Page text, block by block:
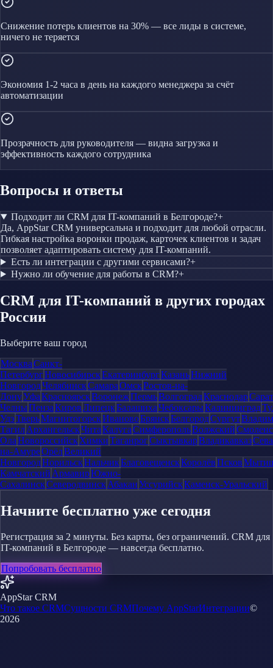
Снижение потерь клиентов на 30% — все лиды в системе,
ничего не теряется
Экономия 1-2 часа в день на каждого менеджера за счёт
автоматизации
Прозрачность для руководителя — видна загрузка и
эффективность каждого сотрудника
Вопросы и ответы
Подходит ли CRM для IT-компаний в Белгороде?+
Да, AppStar CRM универсальна и подходит для любой отрасли.
Гибкая настройка воронки продаж, карточек клиентов и задач
позволяет адаптировать систему для IT-компаний.
Есть ли интеграции с другими сервисами?+
Нужно ли обучение для работы в CRM?+
CRM для IT-компаний в других городах
России
Выберите ваш город
МоскваСанкт-
ПетербургНовосибирскЕкатеринбургКазаньНижний
НовгородЧелябинскСамараОмскРостов-на-
ДонуУфаКрасноярскВоронежПермьВолгоградКраснодар
ЧелныПензаКировЛипецкБалашихаЧебоксарыКалининград
УдэТверьМагнитогорскИвановоБрянскБелгородСургут
ТагилАрхангельскЧитаКалугаСимферопольВолжский
ОлаНовороссийскХимкиТаганрогСыктывкарВладикавказ
на-АмуреОрёлВеликий
НовгородНорильскНальчикБлаговещенскКоролёвПсков
Камчатский АрмавирЮжно-
СахалинскСеверодвинскАбаканУссурийскКаменск-Уральский
Начните бесплатно уже сегодня
Регистрация за 2 минуты. Без карты, без ограничений. CRM для
IT-компаний в Белгороде — навсегда бесплатно.
Попробовать бесплатно
AppStar CRM
Что такое CRMСущности CRMПочему AppStarИнтеграции©
2026